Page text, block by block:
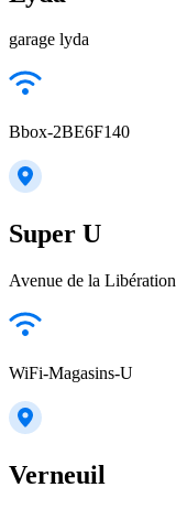
garage lyda
Bbox-2BE6F140
Super U
Avenue de la Libération
WiFi-Magasins-U
Verneuil